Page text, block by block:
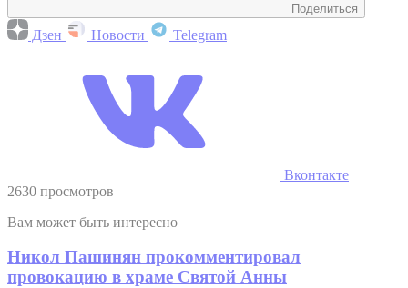
Поделиться
Дзен Новости Telegram
Вконтакте
2630 просмотров
Вам может быть интересно
Никол Пашинян прокомментировал
провокацию в храме Святой Анны